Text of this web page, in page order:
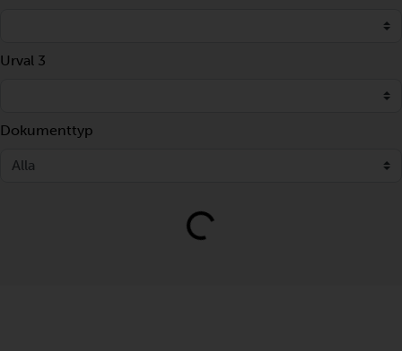
Urval 3
Dokumenttyp
Loading...